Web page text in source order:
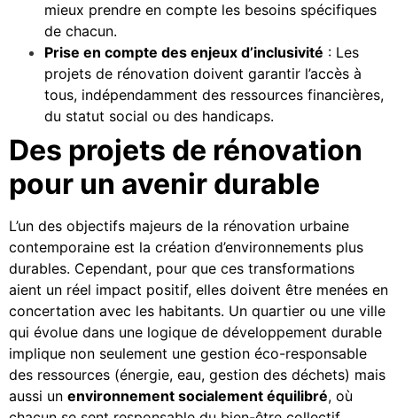
mieux prendre en compte les besoins spécifiques
de chacun.
Prise en compte des enjeux d’inclusivité : Les
projets de rénovation doivent garantir l’accès à
tous, indépendamment des ressources financières,
du statut social ou des handicaps.
Des projets de rénovation
pour un avenir durable
L’un des objectifs majeurs de la rénovation urbaine
contemporaine est la création d’environnements plus
durables. Cependant, pour que ces transformations
aient un réel impact positif, elles doivent être menées en
concertation avec les habitants. Un quartier ou une ville
qui évolue dans une logique de développement durable
implique non seulement une gestion éco-responsable
des ressources (énergie, eau, gestion des déchets) mais
aussi un environnement socialement équilibré, où